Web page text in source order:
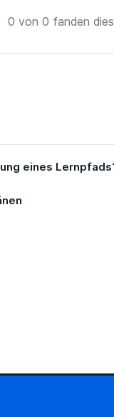
0 von 0 fanden
eines